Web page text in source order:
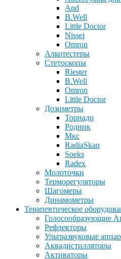
And
B.Well
Little Doctor
Nissei
Omron
Алкотестеры
Стетоскопы
Riester
B.Well
Omron
Little Doctor
Дозиметры
Торнадо
Родник
Мкс
RadiaSkan
Soeks
Radex
Молоточки
Терморегуляторы
Шагомеры
Динамометры
Терапевтическое
Голосообразующие
Рефлекторы
Ультразвуковые
Аквадистилляторы
Активаторы